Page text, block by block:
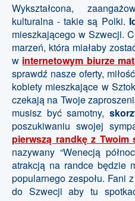
Wykształcona,
kulturalna - takie są Polki.
mieszkającego w Szwecji.
marzeń, która miałaby
w internetowym biurze
sprawdź nasze oferty,
kobiety mieszkające w
czekają na Twoje
musisz być samotny,
poszukiwaniu swojej
pierwszą randkę z Twoim
nazywany “Wenecją
atrakcją na randce będzie
popularnego zespołu. Fani
do Szwecji aby tu